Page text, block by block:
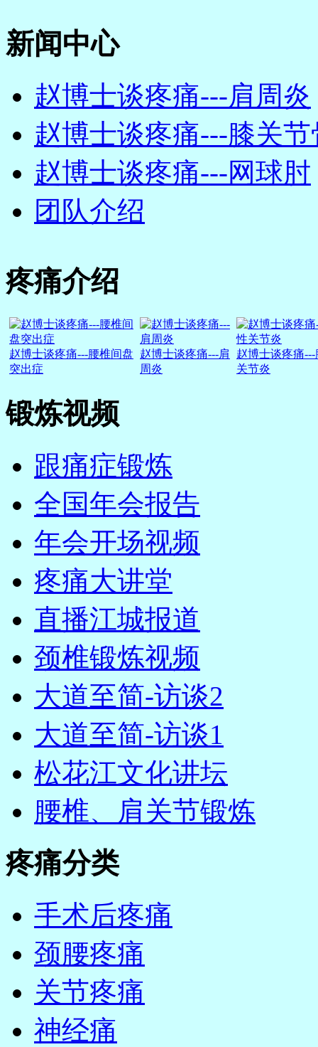
新闻中心
赵博士谈疼痛---肩周炎
赵博士谈疼痛---膝关
赵博士谈疼痛---网球肘
团队介绍
疼痛介绍
赵博士谈疼痛---腰椎间盘
突出症
赵博士谈疼痛---肩
周炎
赵博士谈疼痛
关节炎
锻炼视频
跟痛症锻炼
全国年会报告
年会开场视频
疼痛大讲堂
直播江城报道
颈椎锻炼视频
大道至简-访谈2
大道至简-访谈1
松花江文化讲坛
腰椎、肩关节锻炼
疼痛分类
手术后疼痛
颈腰疼痛
关节疼痛
神经痛